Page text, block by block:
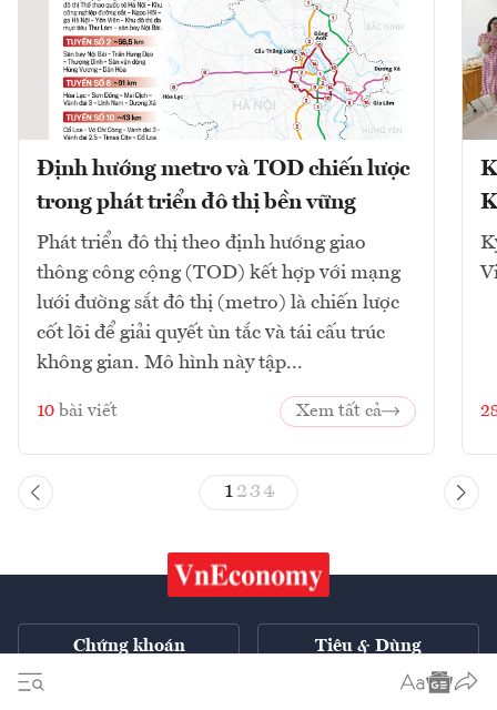
Định hướng metro và TOD chiến lược
trong phát triển đô thị bền vững
Phát triển đô thị theo định hướng giao
thông công cộng (TOD) kết hợp với mạng
lưới đường sắt đô thị (metro) là chiến lược
cốt lõi để giải quyết ùn tắc và tái cấu trúc
không gian. Mô hình này tập...
10 bài viết Xem tất cả
1 23 4
Chứng khoán Tiêu & Dùng